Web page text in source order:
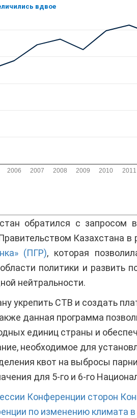
обратился с запросом
Казахстана в
(ПГР), которая
политики и развить
нейтральности.
укрепить СТВ и создать
данная программа
единиц страны и
необходимое для
квот на выбросы
для 5-го и 6-го
Конференции сторон
по изменению климата в